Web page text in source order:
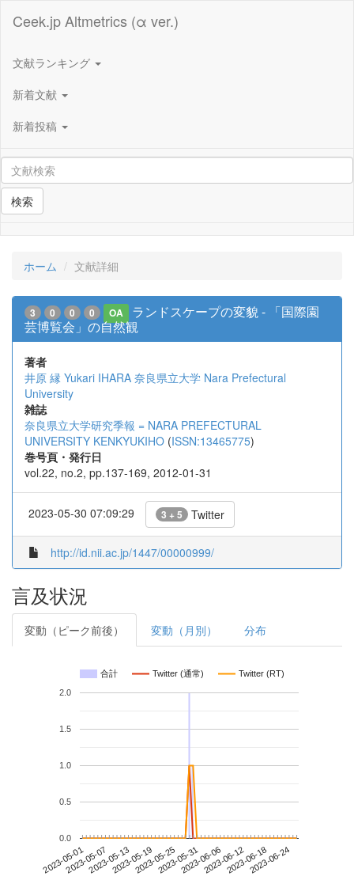
Ceek.jp Altmetrics (α ver.)
文献ランキング
新着文献
新着投稿
検索
ホーム 文献詳細
3 0 0 0 OA
ランドスケープの変貌 - 「国際園
芸博覧会」の自然観
著者
井原 縁 Yukari IHARA 奈良県立大学 Nara Prefectural
University
雑誌
奈良県立大学研究季報 = NARA PREFECTURAL
UNIVERSITY KENKYUKIHO (ISSN:13465775)
巻号頁・発行日
vol.22, no.2, pp.137-169, 2012-01-31
2023-05-30 07:09:29 3 + 5 Twitter
http://id.nii.ac.jp/1447/00000999/
言及状況
変動（ピーク前後） 変動（月別） 分布
合計 Twitter (通常) Twitter (RT)
2023-05-012023-05-072023-05-132023-05-192023-05-252023-05-312023-06-062023-06-122023-06-182023-06-24
0.0
0.5
1.0
1.5
2.0